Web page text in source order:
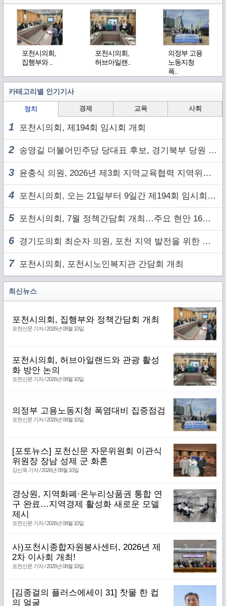
포천시의회,
집행부와 ..
포천시의회,
허브아일랜..
의정부 고용
노동지청
폭..
카테고리별 인기기사
정치 경제 교육 사회
1 포천시의회, 제194회 임시회 개회
2 송영길 더불어민주당 당대표 후보, 경기북부 당원 및 2030 세대와 ‘소통 행보’
3 윤충식 의원, 2026년 제3회 지역교육협력 지역위원회 주재
4 포천시의회, 오는 21일부터 9일간 제194회 임시회 개회
5 포천시의회, 7월 정책간담회 개최…주요 현안 16건 점검
6 경기도의회 최순자 의원, 포천 지역 발전을 위한 정담회 개최
7포천시의회, 포천시노인복지관 간담회 개최
최신뉴스
포천시의회, 집행부와 정책간담회 개최
포천신문 기자 / 2026년 08월 10일
포천시의회, 허브아일랜드와 관광 활성
화 방안 논의
포천신문 기자 / 2026년 08월 10일
의정부 고용노동지청 폭염대비 집중점검
포천신문 기자 / 2026년 08월 10일
[포토뉴스] 포천신문 자문위원회 이관식
위원장 장남 성제 군 화혼
강신옥 기자 / 2026년 08월 10일
경상원, 지역화폐·온누리상품권 통합 연
구 완료…지역경제 활성화 새로운 모델
제시
포천신문 기자 / 2026년 08월 10일
사)포천시종합자원봉사센터, 2026년 제
2차 이사회 개최!
포천신문 기자 / 2026년 08월 10일
[김종걸의 플러스에세이 31] 찻물 한 컵
의 얼굴